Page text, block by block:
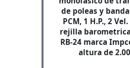
de poleas y
PCM, 1 H.P., 2
rejilla
RB-24 marca
altura de